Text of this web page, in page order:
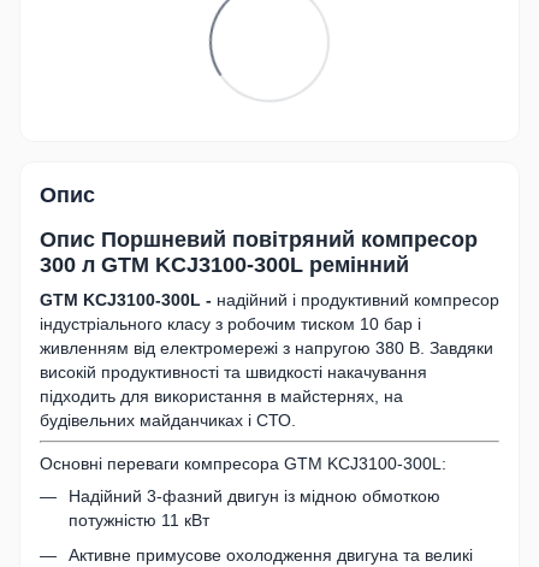
Опис
Опис Поршневий повітряний компресор
300 л GTM KCJ3100-300L ремінний
GTM KCJ3100-300L - надійний і продуктивний компресор
індустріального класу з робочим тиском 10 бар і
живленням від електромережі з напругою 380 В. Завдяки
високій продуктивності та швидкості накачування
підходить для використання в майстернях, на
будівельних майданчиках і СТО.
Основні переваги компресора GTM KCJ3100-300L:
Надійний 3-фазний двигун із мідною обмоткою
потужністю 11 кВт
Активне примусове охолодження двигуна та великі